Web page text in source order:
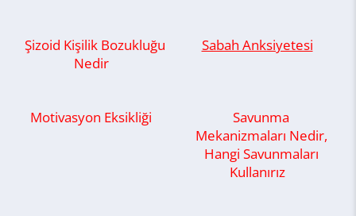
Şizoid Kişilik Bozukluğu
Nedir
Sabah Anksiyetesi
Motivasyon Eksikliği
Savunma
Mekanizmaları Nedir,
Hangi Savunmaları
Kullanırız